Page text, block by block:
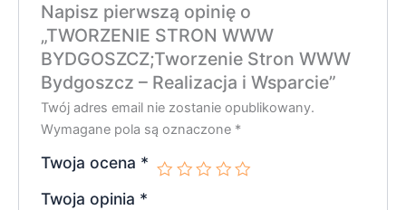
Napisz pierwszą opinię o
„TWORZENIE STRON WWW
BYDGOSZCZ;Tworzenie Stron WWW
Bydgoszcz – Realizacja i Wsparcie”
Twój adres email nie zostanie opublikowany.
Wymagane pola są oznaczone *
Twoja ocena *
Twoja opinia *